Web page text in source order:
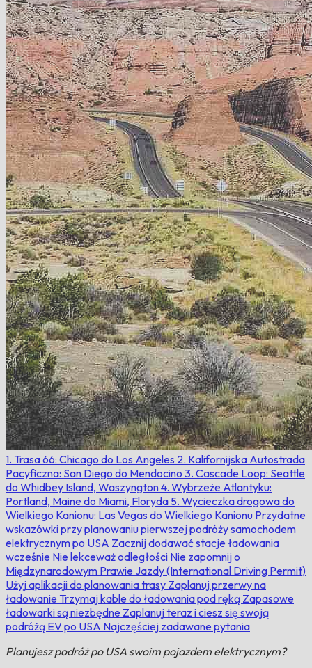
1. Trasa 66: Chicago do Los Angeles 2. Kalifornijska Autostrada
Pacyficzna: San Diego do Mendocino 3. Cascade Loop: Seattle
do Whidbey Island, Waszyngton4. Wybrzeże Atlantyku:
Portland, Maine do Miami, Floryda 5. Wycieczka drogowa do
Wielkiego Kanionu: Las Vegas do Wielkiego Kanionu Przydatne
wskazówki przy planowaniu pierwszej podróży samochodem
elektrycznym po USA Zacznij dodawać stacje ładowania
wcześnie Nie lekceważ odległości Nie zapomnij o
Międzynarodowym Prawie Jazdy (International Driving Permit)
Użyj aplikacji do planowania trasy Zaplanuj przerwy na
ładowanie Trzymaj kable do ładowania pod ręką Zapasowe
ładowarki są niezbędne Zaplanuj teraz i ciesz się swoją
podróżą EV po USA Najczęściej zadawane pytania
Planujesz podróż po USA swoim pojazdem elektrycznym?